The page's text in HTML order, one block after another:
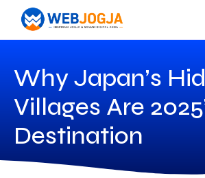
Why Japan’s
Villages Are
Destination